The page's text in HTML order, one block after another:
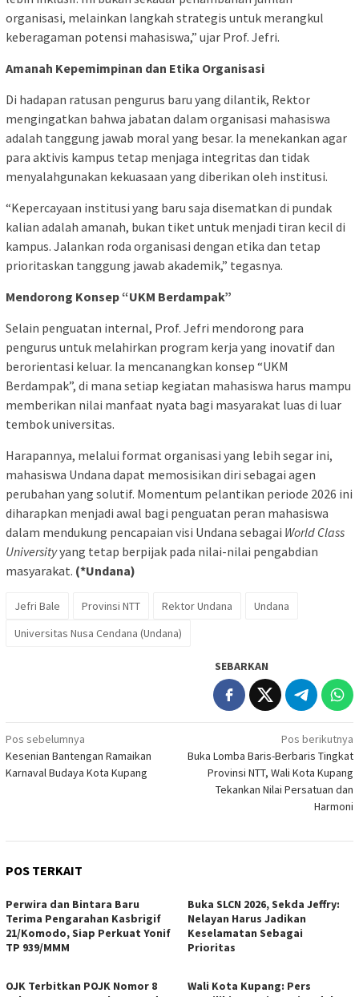
organisasi, melainkan langkah strategis untuk merangkul
keberagaman potensi mahasiswa,” ujar Prof. Jefri.
Amanah Kepemimpinan dan Etika Organisasi
Di hadapan ratusan pengurus baru yang dilantik, Rektor
mengingatkan bahwa jabatan dalam organisasi mahasiswa
adalah tanggung jawab moral yang besar. Ia menekankan agar
para aktivis kampus tetap menjaga integritas dan tidak
menyalahgunakan kekuasaan yang diberikan oleh institusi.
“Kepercayaan institusi yang baru saja disematkan di pundak
kalian adalah amanah, bukan tiket untuk menjadi tiran kecil di
kampus. Jalankan roda organisasi dengan etika dan tetap
prioritaskan tanggung jawab akademik,” tegasnya.
Mendorong Konsep “UKM Berdampak”
Selain penguatan internal, Prof. Jefri mendorong para
pengurus untuk melahirkan program kerja yang inovatif dan
berorientasi keluar. Ia mencanangkan konsep “UKM
Berdampak”, di mana setiap kegiatan mahasiswa harus mampu
memberikan nilai manfaat nyata bagi masyarakat luas di luar
tembok universitas.
Harapannya, melalui format organisasi yang lebih segar ini,
mahasiswa Undana dapat memosisikan diri sebagai agen
perubahan yang solutif. Momentum pelantikan periode 2026 ini
diharapkan menjadi awal bagi penguatan peran mahasiswa
dalam mendukung pencapaian visi Undana sebagai World Class
Universityyang tetap berpijak pada nilai-nilai pengabdian
masyarakat. (*Undana)
Jefri Bale Provinsi NTT Rektor Undana
Undana
Universitas Nusa Cendana (Undana)
SEBARKAN
Navigasi
pos
Pos sebelumnya
Kesenian Bantengan Ramaikan
Karnaval Budaya Kota Kupang
Pos berikutnya
Buka Lomba Baris-Berbaris Tingkat
Provinsi NTT, Wali Kota Kupang
Tekankan Nilai Persatuan dan
Harmoni
POS TERKAIT
Perwira dan Bintara Baru
Terima Pengarahan Kasbrigif
21/Komodo, Siap Perkuat Yonif
TP 939/MMM
Buka SLCN 2026, Sekda Jeffry:
Nelayan Harus Jadikan
Keselamatan Sebagai
Prioritas
OJK Terbitkan POJK Nomor 8
Wali Kota Kupang: Pers